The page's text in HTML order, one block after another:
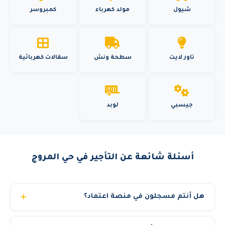
شيول مولد كهرباء كمبروسر
تاور لايت سطحة ونش سقالات كهربائية
جيسبي لوبد
أسئلة شائعة عن التأجير في حي المروج
هل أنتم مسجلون في منصة اعتماد؟